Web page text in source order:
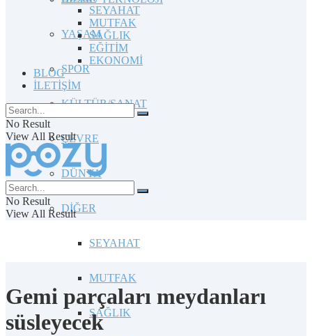
YAŞAM
SPOR
KÜLTÜR/SANAT
ÇEVRE
DÜNYA
DİĞER
SEYAHAT
MUTFAK
SAĞLIK
SEYAHAT
MUTFAK
SAĞLIK
EĞİTİM
EKONOMİ
BLOG
İLETİŞİM
No Result
View All Result
No Result
View All Result
Gemi parçaları meydanları
süsleyecek